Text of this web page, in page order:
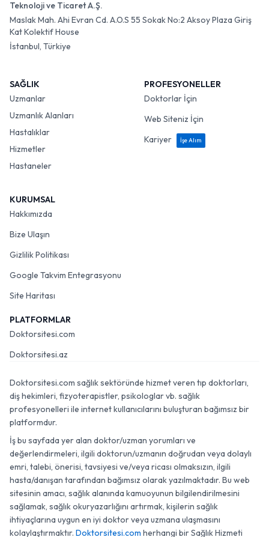
Teknoloji ve Ticaret A.Ş.
Maslak Mah. Ahi Evran Cd. A.O.S 55 Sokak No:2 Aksoy Plaza Giriş
Kat Kolektif House
İstanbul, Türkiye
SAĞLIK
Uzmanlar
Uzmanlık Alanları
Hastalıklar
Hizmetler
Hastaneler
PROFESYONELLER
Doktorlar İçin
Web Siteniz İçin
Kariyer
İşe Alım
KURUMSAL
Hakkımızda
Bize Ulaşın
Gizlilik Politikası
Google Takvim Entegrasyonu
Site Haritası
PLATFORMLAR
Doktorsitesi.com
Doktorsitesi.az
Doktorsitesi.com sağlık sektöründe hizmet veren tıp doktorları,
diş hekimleri, fizyoterapistler, psikologlar vb. sağlık
profesyonelleri ile internet kullanıcılarını buluşturan bağımsız bir
platformdur.
İş bu sayfada yer alan doktor/uzman yorumları ve
değerlendirmeleri, ilgili doktorun/uzmanın doğrudan veya dolaylı
emri, talebi, önerisi, tavsiyesi ve/veya ricası olmaksızın, ilgili
hasta/danışan tarafından bağımsız olarak yazılmaktadır. Bu web
sitesinin amacı, sağlık alanında kamuoyunun bilgilendirilmesini
sağlamak, sağlık okuryazarlığını artırmak, kişilerin sağlık
ihtiyaçlarına uygun en iyi doktor veya uzmana ulaşmasını
kolaylaştırmaktır. Doktorsitesi.com herhangi bir Sağlık Hizmeti